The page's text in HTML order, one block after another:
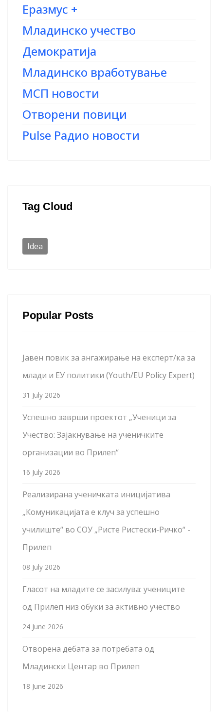
Еразмус +
Младинско учество
Демократија
Младинско вработување
МСП новости
Отворени повици
Pulse Радио новости
Tag Cloud
Idea
Popular Posts
Јавен повик за ангажирање на експерт/ка за
млади и ЕУ политики (Youth/EU Policy Expert)
31 July 2026
Успешно заврши проектот „Ученици за
Учество: Зајакнување на ученичките
организации во Прилеп“
16 July 2026
Реализирана ученичката иницијатива
„Комуникацијата е клуч за успешно
училиште“ во СОУ „Ристе Ристески-Ричко“ -
Прилеп
08 July 2026
Гласот на младите се засилува: учениците
од Прилеп низ обуки за активно учество
24 June 2026
Отворена дебата за потребата од
Младински Центар во Прилеп
18 June 2026